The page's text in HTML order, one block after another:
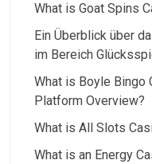
What is Goat Spins
Ein Überblick über
im Bereich
What is Boyle Bingo
Platform Overview?
What is All Slots
What is an Energy